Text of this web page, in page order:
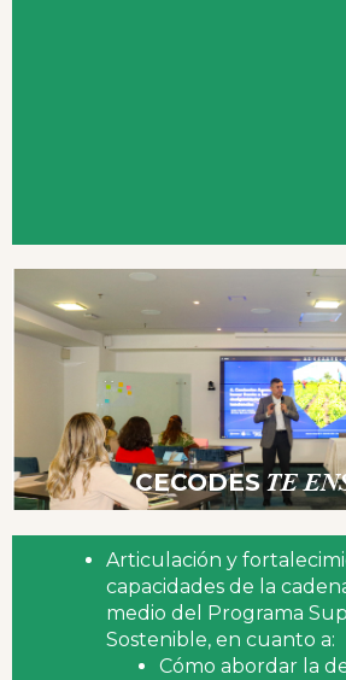
CECODES TE
Articulación y
capacidades de la
medio del Programa
Sostenible, en cuanto a:
Cómo abordar la